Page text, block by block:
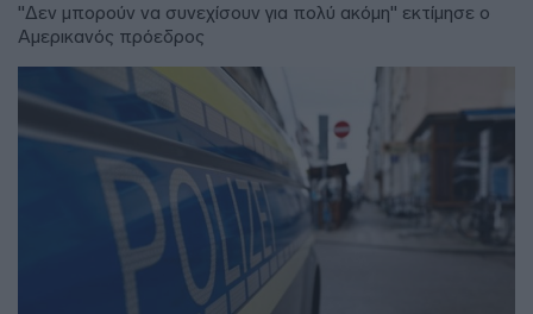
"Δεν μπορούν να συνεχίσουν για πολύ ακόμη" εκτίμησε ο
Αμερικανός πρόεδρος